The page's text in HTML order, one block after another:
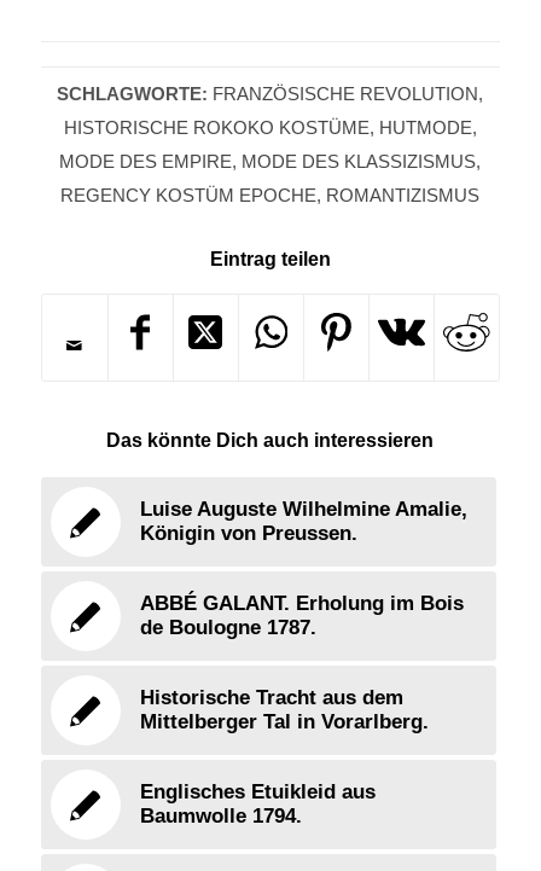
SCHLAGWORTE: FRANZÖSISCHE REVOLUTION,
HISTORISCHE ROKOKO KOSTÜME, HUTMODE,
MODE DES EMPIRE, MODE DES KLASSIZISMUS,
REGENCY KOSTÜM EPOCHE, ROMANTIZISMUS
Eintrag teilen
Das könnte Dich auch interessieren
Luise Auguste Wilhelmine Amalie,
Königin von Preussen.
ABBÉ GALANT. Erholung im Bois
de Boulogne 1787.
Historische Tracht aus dem
Mittelberger Tal in Vorarlberg.
Englisches Etuikleid aus
Baumwolle 1794.